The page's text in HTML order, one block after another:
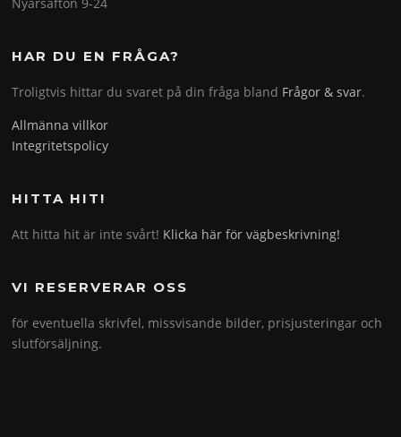
Nyårsafton 9-24
HAR DU EN FRÅGA?
Troligtvis hittar du svaret på din fråga bland Frågor & svar.
Allmänna villkor
Integritetspolicy
HITTA HIT!
Att hitta hit är inte svårt! Klicka här för vägbeskrivning!
VI RESERVERAR OSS
för eventuella skrivfel, missvisande bilder, prisjusteringar och
slutförsäljning.